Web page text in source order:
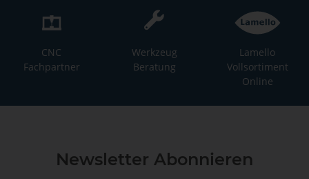
CNC
Fachpartner
Werkzeug
Beratung
Lamello
Vollsortiment
Online
Newsletter Abonnieren